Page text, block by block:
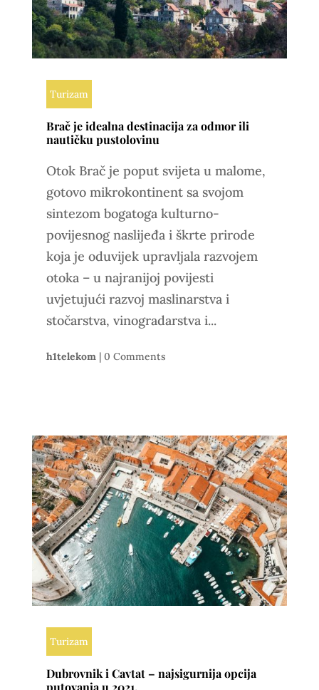
Turizam
Brač je idealna destinacija za odmor ili
nautičku pustolovinu
Otok Brač je poput svijeta u malome,
gotovo mikrokontinent sa svojom
sintezom bogatoga kulturno-
povijesnog naslijeđa i škrte prirode
koja je oduvijek upravljala razvojem
otoka – u najranijoj povijesti
uvjetujući razvoj maslinarstva i
stočarstva, vinogradarstva i...
h1telekom| 0 Comments
Turizam
Dubrovnik i Cavtat – najsigurnija opcija
putovanja u 2021.